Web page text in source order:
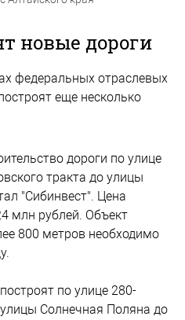
новые дороги
федеральных отраслевых
еще несколько
дороги по улице
тракта до улицы
"Сибинвест". Цена
млн рублей. Объект
800 метров необходимо
по улице 280-
Солнечная Поляна до